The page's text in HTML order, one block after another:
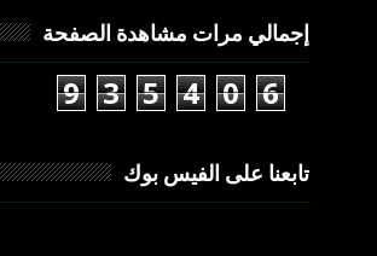
إجمالي مرات مشاهدة الصفحة
9 3 5 4 0 6
تابعنا على الفيس بوك